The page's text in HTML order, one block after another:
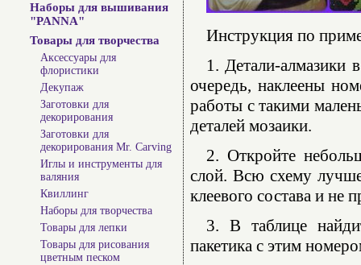
Наборы для вышивания
"PANNA"
Товары для творчества
Аксессуары для
флористики
Декупаж
Заготовки для
декорирования
Заготовки для
декорирования Mr. Carving
Иглы и инструменты для
валяния
Квиллинг
Наборы для творчества
Товары для лепки
Товары для рисования
цветным песком
Инструкция по
1. Детали-алмазики
очередь, наклеены
работы с такими
деталей мозаики.
2. Откройте
слой. Всю схему
клеевого состава и не
3. В таблице
пакетика с этим